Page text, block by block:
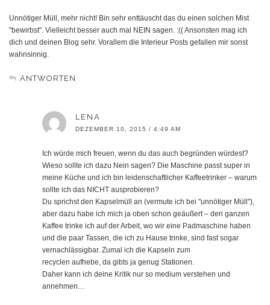
Unnötiger Müll, mehr nicht! Bin sehr enttäuscht das du einen solchen Mist
"bewirbst". Vielleicht besser auch mal NEIN sagen. :(( Ansonsten mag ich
dich und deinen Blog sehr. Vorallem die Interieur Posts gefallen mir sonst
wahnsinnig.
ANTWORTEN
LENA
DEZEMBER 10, 2015 / 4:49 AM
Ich würde mich freuen, wenn du das auch begründen würdest?
Wieso sollte ich dazu Nein sagen? Die Maschine passt super in
meine Küche und ich bin leidenschaftlicher Kaffeetrinker – warum
sollte ich das NICHT ausprobieren?
Du sprichst den Kapselmüll an (vermute ich bei "unnötiger Müll"),
aber dazu habe ich mich ja oben schon geäußert – den ganzen
Kaffee trinke ich auf der Arbeit, wo wir eine Padmaschine haben
und die paar Tassen, die ich zu Hause trinke, sind fast sogar
vernachlässigbar. Zumal ich die Kapseln zum
recyclen aufhebe, da gibts ja genug Stationen.
Daher kann ich deine Kritik nur so medium verstehen und
annehmen…